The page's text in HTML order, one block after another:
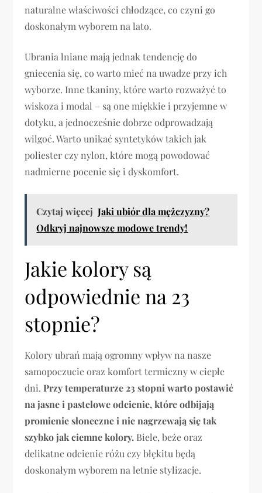
naturalne właściwości chłodzące, co czyni go
doskonałym wyborem na lato.
Ubrania lniane mają jednak tendencję do
gniecenia się, co warto mieć na uwadze przy ich
wyborze. Inne tkaniny, które warto rozważyć to
wiskoza i modal – są one miękkie i przyjemne w
dotyku, a jednocześnie dobrze odprowadzają
wilgoć. Warto unikać syntetyków takich jak
poliester czy nylon, które mogą powodować
nadmierne pocenie się i dyskomfort.
Czytaj więcej Jaki ubiór dla mężczyzny?
Odkryj najnowsze modowe trendy!
Jakie kolory są
odpowiednie na 23
stopnie?
Kolory ubrań mają ogromny wpływ na nasze
samopoczucie oraz komfort termiczny w ciepłe
dni. Przy temperaturze 23 stopni warto postawić
na jasne i pastelowe odcienie, które odbijają
promienie słoneczne i nie nagrzewają się tak
szybko jak ciemne kolory. Biele, beże oraz
delikatne odcienie różu czy błękitu będą
doskonałym wyborem na letnie stylizacje.